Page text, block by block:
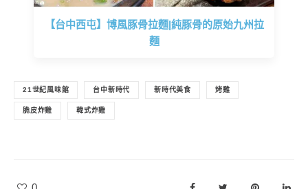
【台中西屯】博風豚骨拉麵|純豚骨的原始九州拉
麵
21世紀風味館 台中新時代 新時代美食 烤雞
脆皮炸雞 韓式炸雞